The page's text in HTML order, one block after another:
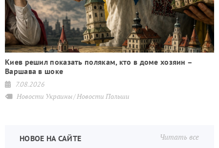
Киев решил показать полякам, кто в доме хозяин –
Варшава в шоке
7.08.2026
Новости Украины Новости Польши
Читать все
НОВОЕ НА САЙТЕ